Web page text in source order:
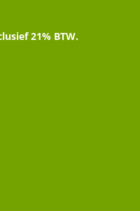
21% BTW.